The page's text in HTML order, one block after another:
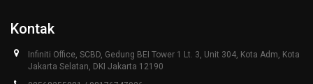
Kontak
Infiniti Office, SCBD, Gedung BEI Tower 1 Lt. 3, Unit 304, Kota Adm, Kota
Jakarta Selatan, DKI Jakarta 12190